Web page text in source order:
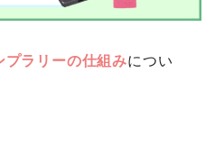
プラリーの仕組みについ